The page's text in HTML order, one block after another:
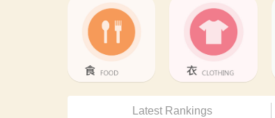
Latest Rankings